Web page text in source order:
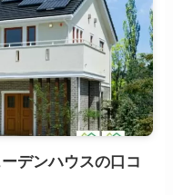
デンハウスの口コ